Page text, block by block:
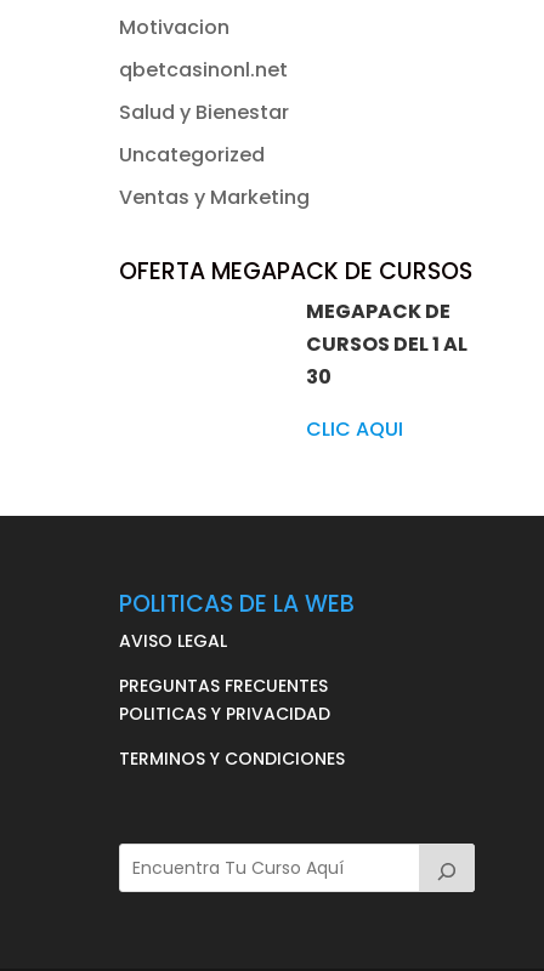
Motivacion
qbetcasinonl.net
Salud y Bienestar
Uncategorized
Ventas y Marketing
OFERTA MEGAPACK DE CURSOS
MEGAPACK DE
CURSOS DEL 1 AL
30
CLIC AQUI
POLITICAS DE LA WEB
AVISO LEGAL
PREGUNTAS FRECUENTES
POLITICAS Y PRIVACIDAD
TERMINOS Y CONDICIONES